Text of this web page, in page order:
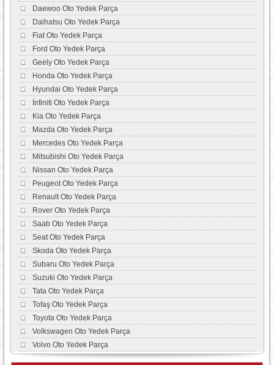
Daewoo Oto Yedek Parça
Daihatsu Oto Yedek Parça
Fiat Oto Yedek Parça
Ford Oto Yedek Parça
Geely Oto Yedek Parça
Honda Oto Yedek Parça
Hyundai Oto Yedek Parça
İnfiniti Oto Yedek Parça
Kia Oto Yedek Parça
Mazda Oto Yedek Parça
Mercedes Oto Yedek Parça
Mitsubishi Oto Yedek Parça
Nissan Oto Yedek Parça
Peugeot Oto Yedek Parça
Renault Oto Yedek Parça
Rover Oto Yedek Parça
Saab Oto Yedek Parça
Seat Oto Yedek Parça
Skoda Oto Yedek Parça
Subaru Oto Yedek Parça
Suzuki Oto Yedek Parça
Tata Oto Yedek Parça
Tofaş Oto Yedek Parça
Toyota Oto Yedek Parça
Volkswagen Oto Yedek Parça
Volvo Oto Yedek Parça